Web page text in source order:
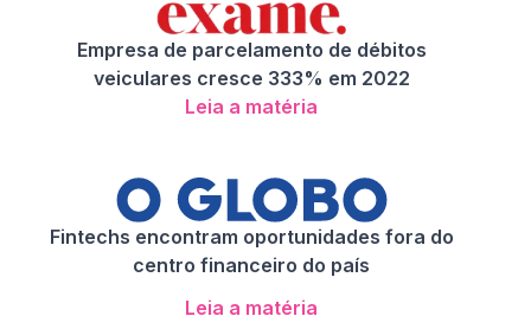
Empresa de parcelamento de débitos
veiculares cresce 333% em 2022
Leia a matéria
Fintechs encontram oportunidades fora do
centro financeiro do país
Leia a matéria